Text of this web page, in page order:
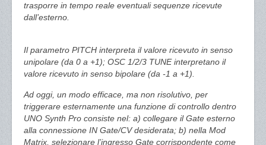
trasporre in tempo reale eventuali sequenze ricevute
dall’esterno.
Il parametro PITCH interpreta il valore ricevuto in senso
unipolare (da 0 a +1); OSC 1/2/3 TUNE interpretano il
valore ricevuto in senso bipolare (da -1 a +1).
Ad oggi, un modo efficace, ma non risolutivo, per
triggerare esternamente una funzione di controllo dentro
UNO Synth Pro consiste nel: a) collegare il Gate esterno
alla connessione IN Gate/CV desiderata; b) nella Mod
Matrix, selezionare l’ingresso Gate corrispondente come